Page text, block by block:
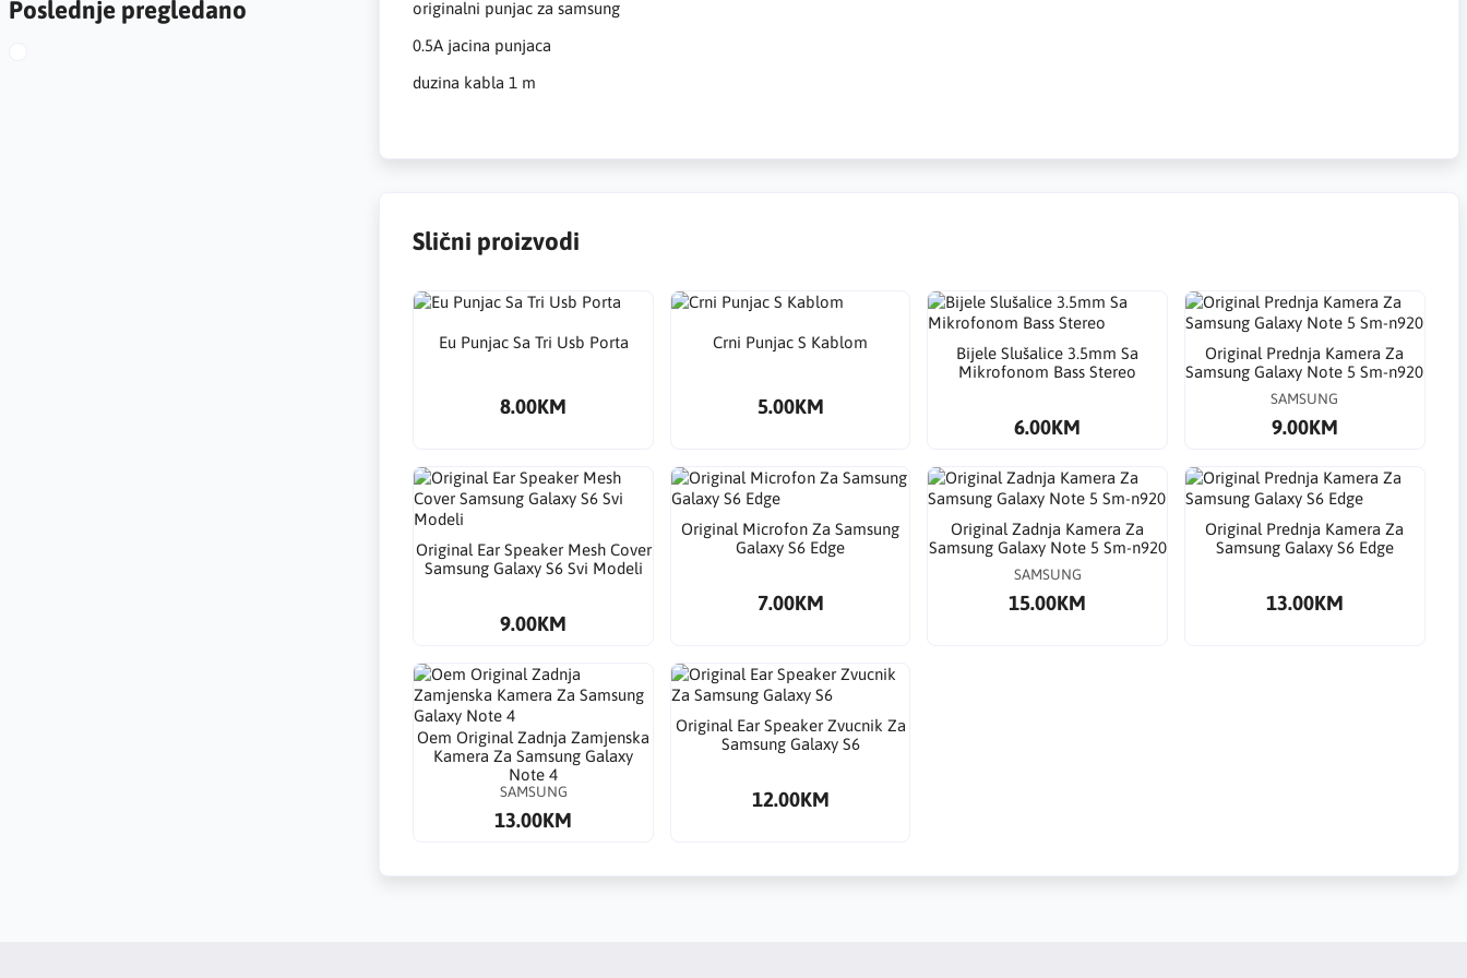
Poslednje pregledano
originalni punjac za samsung
0.5A jacina punjaca
duzina kabla 1 m
Slični proizvodi
Eu Punjac Sa Tri Usb Porta
8.00KM
Crni Punjac S Kablom
5.00KM
Bijele Slušalice 3.5mm Sa
Mikrofonom Bass Stereo
6.00KM
Original Prednja Kamera Za
Samsung Galaxy Note 5 Sm-n920
SAMSUNG
9.00KM
Original Ear Speaker Mesh Cover
Samsung Galaxy S6 Svi Modeli
9.00KM
Original Microfon Za Samsung
Galaxy S6 Edge
7.00KM
Original Zadnja Kamera Za
Samsung Galaxy Note 5 Sm-n920
SAMSUNG
15.00KM
Original Prednja Kamera Za
Samsung Galaxy S6 Edge
13.00KM
Oem Original Zadnja Zamjenska
Kamera Za Samsung Galaxy
Note 4
SAMSUNG
13.00KM
Original Ear Speaker Zvucnik Za
Samsung Galaxy S6
12.00KM